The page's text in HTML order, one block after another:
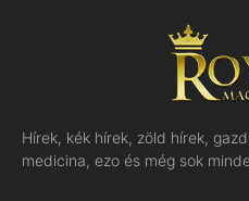
Hírek, kék hírek, zöld hírek,
medicina, ezo és még sok